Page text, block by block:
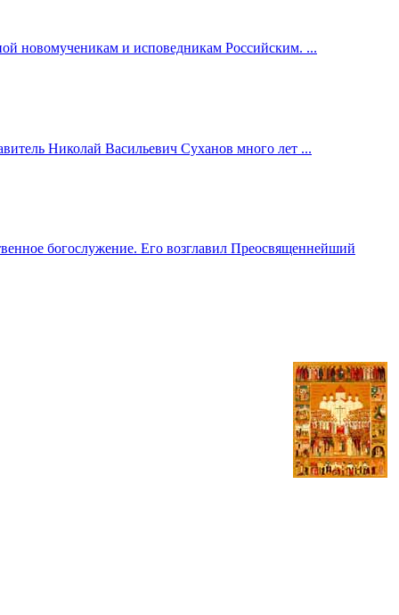
новомученикам и исповедникам Российским. ...
Николай Васильевич Суханов много лет ...
богослужение. Его возглавил Преосвященнейший